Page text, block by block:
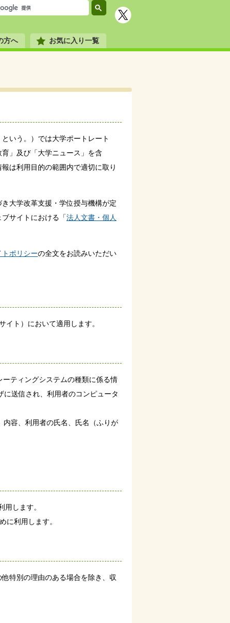
方へ お気に入り一覧
いう。）では大学ポートレート
」及び「大学ニュース」を含
は利用目的の範囲内で適切に取り
大学改革支援・学位授与機構が定
サイトにおける「法人文書・個人
トポリシーの全文をお読みいただい
ト）において適用します。
ティングシステムの種類に係る情
送信され、利用者のコンピュータ
容、利用者の氏名、氏名（ふりが
します。
に利用します。
特別の理由のある場合を除き、収